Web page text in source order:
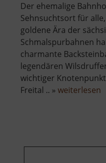
Der ehemalige
Sehnsuchtsort für
goldene Ära der
Schmalspurbahnen
charmante
legendären
wichtiger
Freital .. » weiterlesen